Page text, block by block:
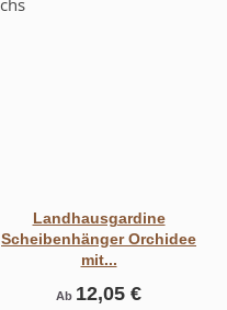
Landhausgardine
Scheibenhänger Orchidee
mit...
Ab 12,05 €